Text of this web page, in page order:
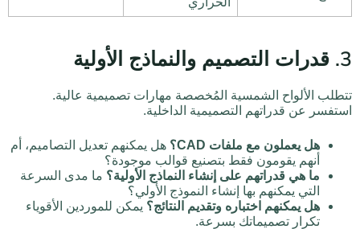
3. قدرات التصميم والنماذج الأولية
تتطلب الألواح الشمسية المُخصصة مهارات تصميمية عالية.
استفسر عن قدراتهم التصميمية الداخلية.
هل يعملون مع ملفات CAD؟
هل يمكنهم تعديل التصاميم، أم
أنهم يقومون فقط بتصنيع قوالب موجودة؟
ما هي قدراتهم على إنشاء النماذج الأولية؟ ما مدى السرعة
التي يمكنهم بها إنشاء النموذج الأولي؟
هل يمكنهم اختباره وتقديم النتائج؟ يمكن للموردين الأقوياء
تكرار تصميماتك بسرعة.